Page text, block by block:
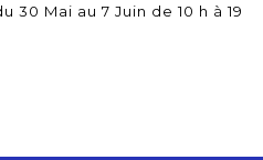
30 Mai au 7 Juin de 10 h à 19